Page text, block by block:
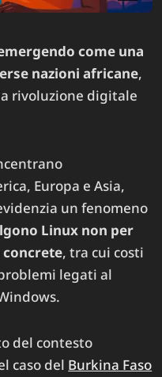
come una
nazioni africane,
rivoluzione digitale
Europa e Asia,
un fenomeno
Linux non per
concrete, tra cui costi
legati al
del contesto
caso del Burkina Faso